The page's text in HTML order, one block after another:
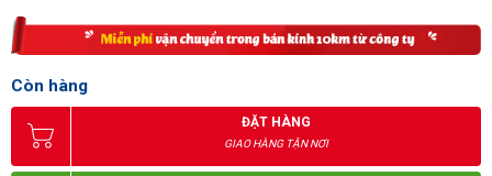
Còn hàng
ĐẶT HÀNG
GIAO HÀNG TẬN NƠI